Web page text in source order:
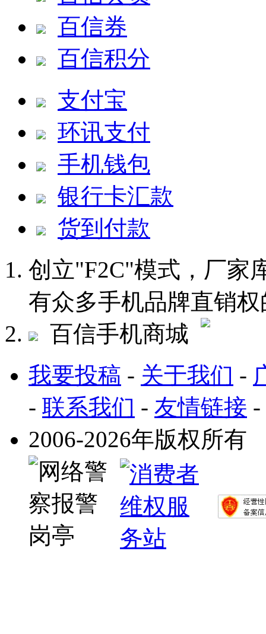
百信券
百信积分
支付宝
环讯支付
手机钱包
银行卡汇款
货到付款
创立"F2C"模式，厂家
有众多手机品牌直销
百信手机商城
我要投稿 - 关于我们 -
- 联系我们 - 友情链接 -
2006-2026年版权所有